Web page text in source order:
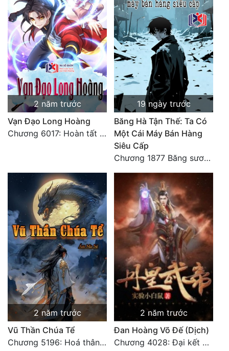
Truyện Nam
Truyện Nữ
Vô Địch Lưu
Xây Dựng Thế Lực
Đam Mỹ
Đẹp
Đẹp Hiệp
Sát Phạt Quyết Đoán
Vô Sỉ
Điềm Đạm
2 năm trước
Vạn Đạo Long Hoàng
Chương 6017: Hoàn tất cảm nghĩ của tác giả
19 ngày trước
Băng Hà Tận Thế: Ta Có
Một Cái Máy Bán Hàng
Siêu Cấp
Chương 1877 Băng sương kết giới
2 năm trước
Vũ Thần Chúa Tể
Chương 5196: Hoá thân hắc ám
2 năm trước
Đan Hoàng Võ Đế (Dịch)
Chương 4028: Đại kết cục, sau này không gặp lại (2)